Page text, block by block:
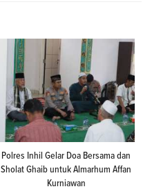
Polres Inhil Gelar Doa Bersama dan
Sholat Ghaib untuk Almarhum Affan
Kurniawan